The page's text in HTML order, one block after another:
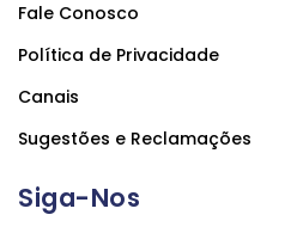
Fale Conosco
Política de Privacidade
Canais
Sugestões e Reclamações
Siga-Nos